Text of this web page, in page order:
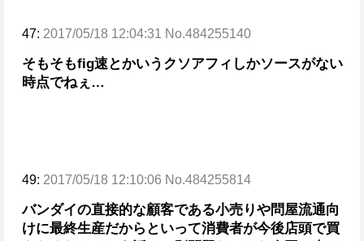
47: 2017/05/18 12:04:31 No.484255140
そもそもfig速とかいうクソアフィしかソースがない
時点でねぇ…
49: 2017/05/18 12:10:06 No.484255814
バンダイの直接的な顧客である小売りや問屋流通向
けに最終生産だからといって消費者が今後店頭で買